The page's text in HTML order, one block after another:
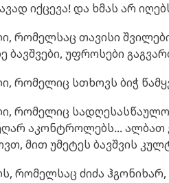
იქცევა! და ხმას არ
რომელსაც თავისი
ბავშვები, უფროსები
რომელიც სთხოვს ბიჭ
რომელიც
აკონტროლებს... ალბათ
მით უმეტეს ბავშვის
რომელსაც ძიძა ჰგონიხარ,